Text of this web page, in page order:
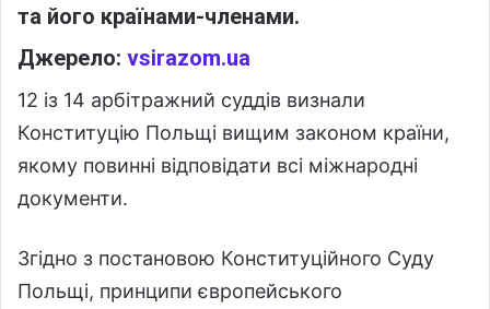
та його країнами-членами.
Джерело: vsirazom.ua
12 із 14 арбітражний суддів визнали
Конституцію Польщі вищим законом країни,
якому повинні відповідати всі міжнародні
документи.
Згідно з постановою Конституційного Суду
Польщі, принципи європейського